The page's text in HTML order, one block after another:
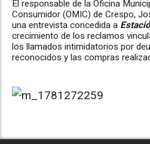
El responsable de la Oficina
Consumidor (OMIC) de Crespo,
una entrevista concedida a
crecimiento de los reclamos
los llamados intimidatorios por
reconocidos y las compras